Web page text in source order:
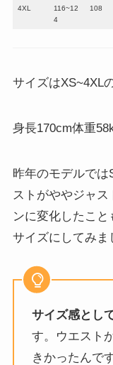
4XL
116~12
4
108
サイズはXS~4XL
身長170cm体重
昨年のモデルで
ストがややジャス
ンに変化したこ
サイズにしてみま
サイズ感とし
す。ウエスト
きかったんで